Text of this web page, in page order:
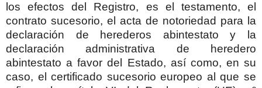
los efectos del Registro, es el testamento, el
contrato sucesorio, el acta de notoriedad para la
declaración de herederos abintestato y la
declaración administrativa de heredero
abintestato a favor del Estado, así como, en su
caso, el certificado sucesorio europeo al que se